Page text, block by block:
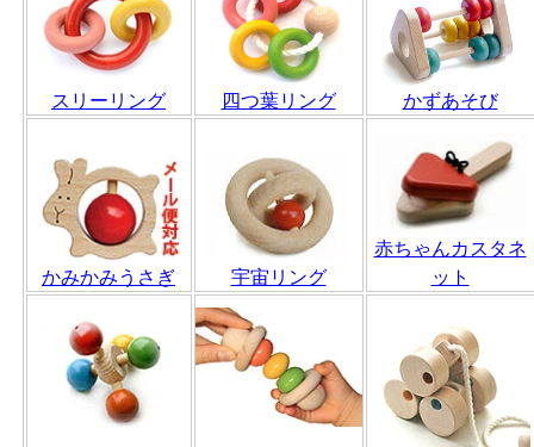
スリーリング 四つ葉リング かずあそび
かみかみうさぎ 宇宙リング
赤ちゃんカスタネ
ット